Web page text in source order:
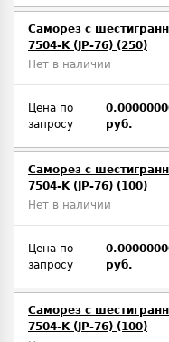
Саморез с
7504-K (JP-76) (250)
Нет в наличии
Цена по
запросу
руб.
Саморез с
7504-K (JP-76) (100)
Нет в наличии
Цена по
запросу
руб.
Саморез с
7504-K (JP-76) (100)